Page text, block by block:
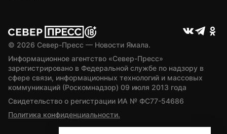
© 2026 Север-Пресс — Новости Ямала.
Информационное агентство «Север-Пресс»
зарегистрировано в Федеральной службе по надзору в
сфере связи, информационных технологий и массовых
коммуникаций (Роскомнадзор) 09 июля 2013 года
Свидетельство о регистрации ИА № ФС77-54686
Политика конфиденциальности.